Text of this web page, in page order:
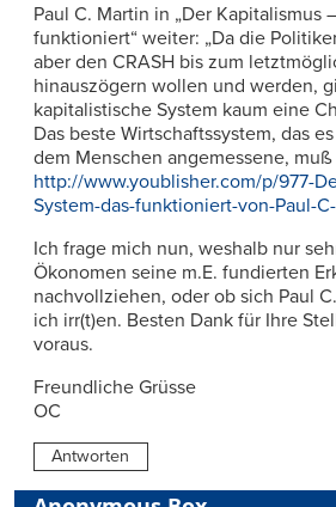
Paul C. Martin in „Der Kapitalismus
funktioniert“ weiter: „Da die
aber den CRASH bis zum
hinauszögern wollen und werden,
kapitalistische System kaum eine
Das beste Wirtschaftssystem, das
dem Menschen angemessene,
http://www.youblisher.com/p/977-
System-das-funktioniert-von-Paul-
Ich frage mich nun, weshalb nur
Ökonomen seine m.E. fundierten
nachvollziehen, oder ob sich Paul
ich irr(t)en. Besten Dank für Ihre
voraus.
Freundliche Grüsse
OC
Antworten